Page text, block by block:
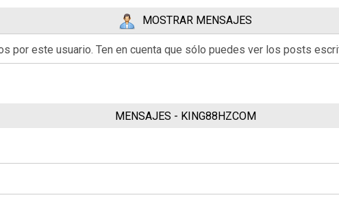
MOSTRAR MENSAJES
por este usuario. Ten en cuenta que sólo puedes ver los posts
MENSAJES - KING88HZCOM